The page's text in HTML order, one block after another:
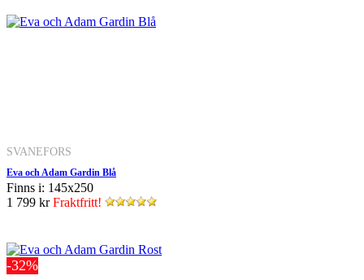
SVANEFORS
Eva och Adam Gardin Blå
Finns i: 145x250
1 799 krFraktfritt!
-32%